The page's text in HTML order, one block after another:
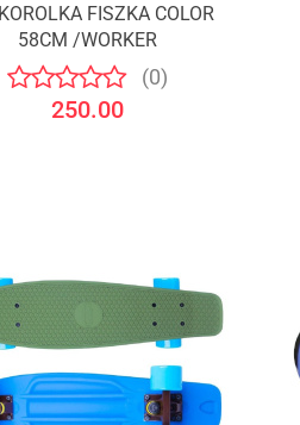
FISZKA COLOR
58CM /WORKER
(0)
250.00